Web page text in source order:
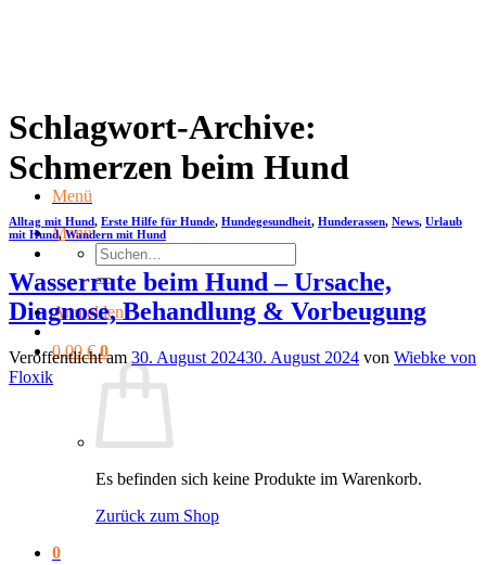
Menü
Menü
Suchen
nach:
Anmelden
0,00€ 0
Es befinden sich keine Produkte im Warenkorb.
Zurück zum Shop
0
Schlagwort-Archive:
Schmerzen beim Hund
Alltag mit Hund, Erste Hilfe für Hunde, Hundegesundheit, Hunderassen, News, Urlaub
mit Hund,Wandern mit Hund
Wasserrute beim Hund – Ursache,
Diagnose, Behandlung & Vorbeugung
Veröffentlicht am 30. August 202430. August 2024 von Wiebke von
Floxik